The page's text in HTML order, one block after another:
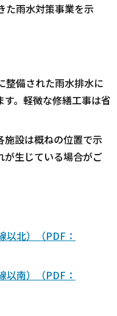
た雨水対策事業を示
整備された雨水排水に
。軽微な修繕工事は省
施設は概ねの位置で示
が生じている場合がご
以北）（PDF：
以南）（PDF：